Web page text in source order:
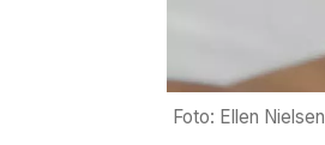
Foto: Ellen Nielsen